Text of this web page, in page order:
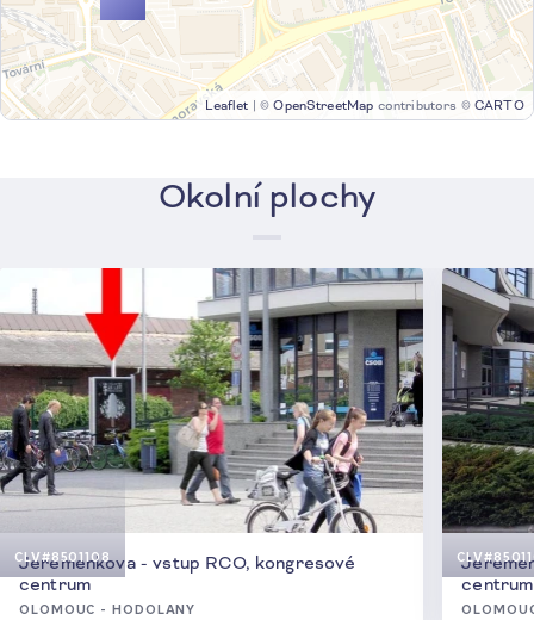
Leaflet | ©OpenStreetMap contributors © CARTO
Okolní plochy
CLV#8501108
Jeremenkova - vstup RCO, kongresové
centrum
OLOMOUC - HODOLANY
CLV
centrum